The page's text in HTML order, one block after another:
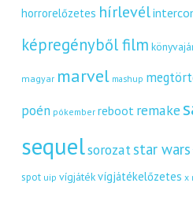
horrorelőzetes hírlevél
képregényből film
magyar marvel mashup
poén pókember reboot remake
sequelsorozatstar wars
spot uip vígjátékvígjátékelőzetes x